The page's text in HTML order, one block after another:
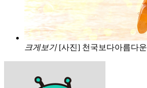
크게보기 [사진] 천국보다아름다운